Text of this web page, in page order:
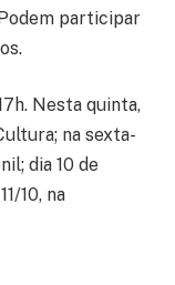
participar
Nesta quinta,
na sexta-
dia 10 de
10, na